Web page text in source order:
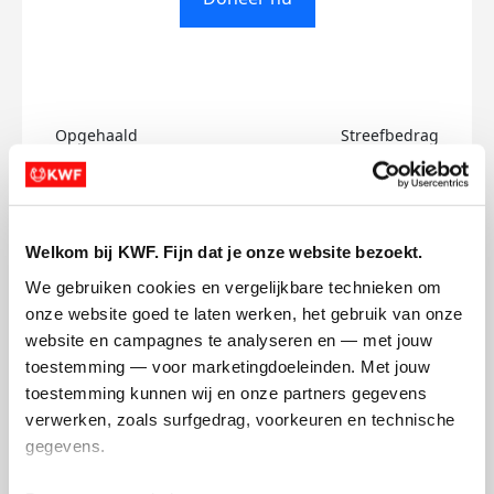
Welkom bij KWF. Fijn dat je onze website bezoekt.
We gebruiken cookies en vergelijkbare technieken om
onze website goed te laten werken, het gebruik van onze
website en campagnes te analyseren en — met jouw
toestemming — voor marketingdoeleinden. Met jouw
toestemming kunnen wij en onze partners gegevens
verwerken, zoals surfgedrag, voorkeuren en technische
gegevens.
Opgehaald
€0
Streefbedrag
€50
Lotte's badges